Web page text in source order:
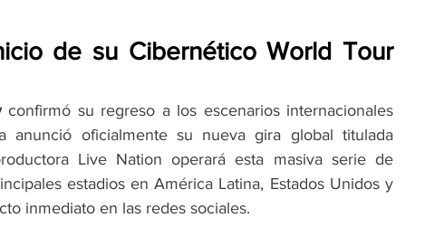
de su Cibernético World Tour
confirmó su regreso a los escenarios internacionales
oficialmente su nueva gira global titulada
Live Nation operará esta masiva serie de
estadios en América Latina, Estados Unidos y
inmediato en las redes sociales.